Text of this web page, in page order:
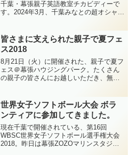
千葉・幕張親子英語教室チカビディーで
す。2024年3月、千葉みなとの超オシャレ
ェ」に、出展が決まりました！！
皆さまに支えられた親子で夏フェ
ス2018
8月21日（火）に開催された、親子で夏フ
ェス＠幕張ハウジングパーク。たくさん
の親子の皆さんにお越しいただき、無事
の動画でご覧いただけます♪何人もの講師
の皆さんと一緒...
世界女子ソフトボール大会 ボラ
ンティアに参加してきました。
現在千葉で開催されている、第16回
WBSC世界女子ソフトボール選手権大会
2018。昨日は幕張ZOZOマリンスタジア